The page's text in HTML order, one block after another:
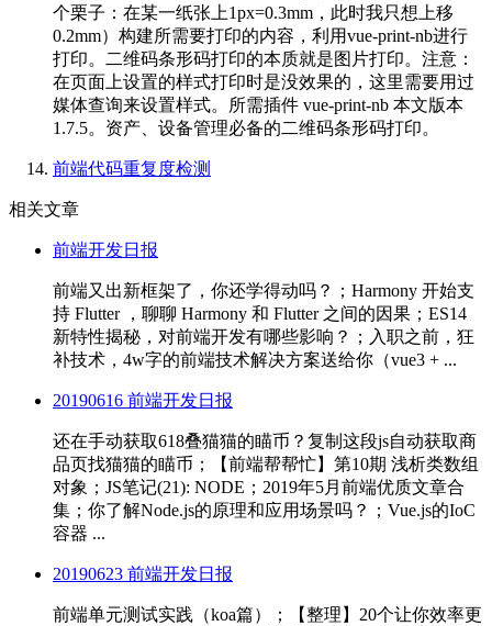
个栗子：在某一纸张上1px=0.3mm，此时我只想上移
0.2mm）构建所需要打印的内容，利用vue-print-nb进行
打印。二维码条形码打印的本质就是图片打印。注意：
在页面上设置的样式打印时是没效果的，这里需要用过
媒体查询来设置样式。所需插件 vue-print-nb 本文版本
1.7.5。资产、设备管理必备的二维码条形码打印。
前端代码重复度检测
相关文章
前端开发日报
前端又出新框架了，你还学得动吗？；Harmony 开始支
持 Flutter ，聊聊 Harmony 和 Flutter 之间的因果；ES14
新特性揭秘，对前端开发有哪些影响？；入职之前，狂
补技术，4w字的前端技术解决方案送给你（vue3 + ...
20190616 前端开发日报
还在手动获取618叠猫猫的瞄币？复制这段js自动获取商
品页找猫猫的瞄币；【前端帮帮忙】第10期 浅析类数组
对象；JS笔记(21): NODE；2019年5月前端优质文章合
集；你了解Node.js的原理和应用场景吗？；Vue.js的IoC
容器 ...
20190623 前端开发日报
前端单元测试实践（koa篇）；【整理】20个让你效率更